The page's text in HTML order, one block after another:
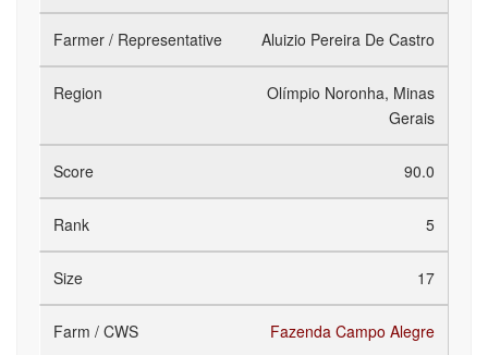
Aluizio Pereira De Castro
Olímpio Noronha, Minas
Gerais
90.0
5
17
Fazenda Campo Alegre